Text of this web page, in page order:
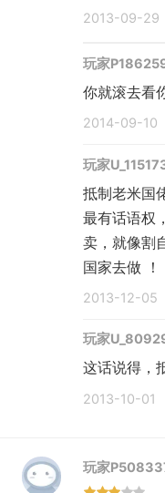
2013-09-29
玩家
你就滚去看
2014-09-10
玩家
抵制老米国
最有话语权
卖，就像割
国家去做 ！
2013-12-05
玩家
这话说得，
2013-10-01
玩家